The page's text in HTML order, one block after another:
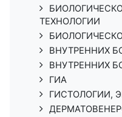
ТЕХНОЛОГИИ
ВНУТРЕННИХ
ВНУТРЕННИХ
ГИА
ГИСТОЛОГИИ,